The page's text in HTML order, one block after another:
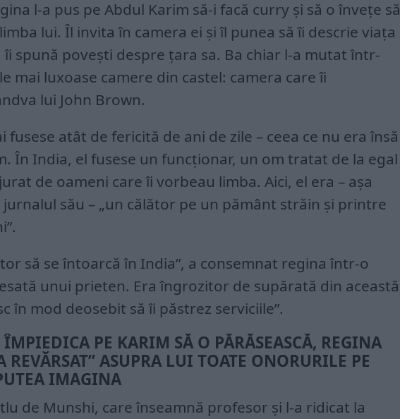
l-a pus pe Abdul Karim să-i facă curry și să o învețe să
lui. Îl invita în camera ei și îl punea să îi descrie viața
îi spună povești despre țara sa. Ba chiar l-a mutat într-
mai luxoase camere din castel: camera care îi
lui John Brown.
fusese atât de fericită de ani de zile – ceea ce nu era însă
În India, el fusese un funcționar, un om tratat de la egal
de oameni care îi vorbeau limba. Aici, el era – așa
jurnalul său – „un călător pe un pământ străin și printre
să se întoarcă în India”, a consemnat regina într-o
unui prieten. Era îngrozitor de supărată din această
în mod deosebit să îi păstrez serviciile”.
PE KARIM SĂ O PĂRĂSEASCĂ, REGINA
REVĂRSAT” ASUPRA LUI TOATE ONORURILE PE
IMAGINA
de Munshi, care înseamnă profesor și l-a ridicat la